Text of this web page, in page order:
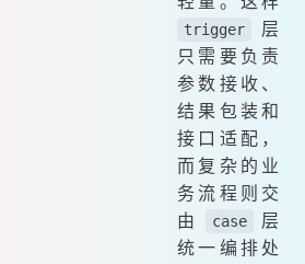
trigger
层
只需要负责
参数接收、
结果包装和
接口适配，
而复杂的业
务流程则交
由
case
层
统一编排处